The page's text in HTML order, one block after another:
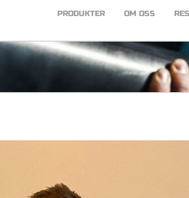
PRODUKTER OM OSS